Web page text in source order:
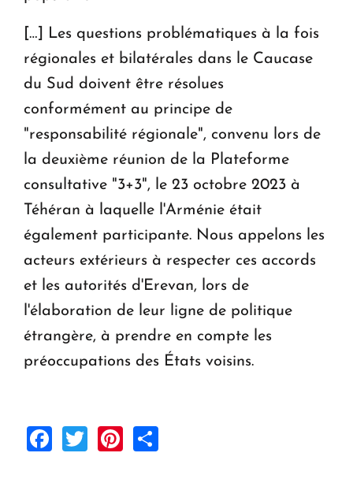
[…] Les questions problématiques à la fois
régionales et bilatérales dans le Caucase
du Sud doivent être résolues
conformément au principe de
"responsabilité régionale", convenu lors de
la deuxième réunion de la Plateforme
consultative "3+3", le 23 octobre 2023 à
Téhéran à laquelle l'Arménie était
également participante. Nous appelons les
acteurs extérieurs à respecter ces accords
et les autorités d'Erevan, lors de
l'élaboration de leur ligne de politique
étrangère, à prendre en compte les
préoccupations des États voisins.
Facebook
TwitterPinterest